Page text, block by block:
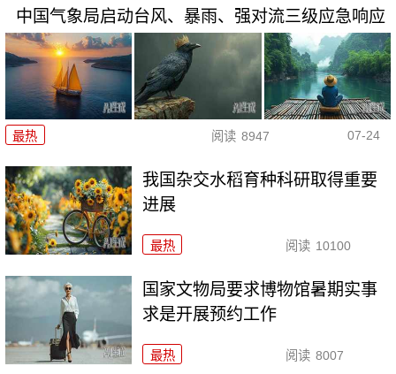
中国气象局启动台风、暴雨、强对流三级应急响应
最热 阅读 8947 07-24
我国杂交水稻育种科研取得重要
进展
最热 阅读 10100
国家文物局要求博物馆暑期实事
求是开展预约工作
最热 阅读 8007